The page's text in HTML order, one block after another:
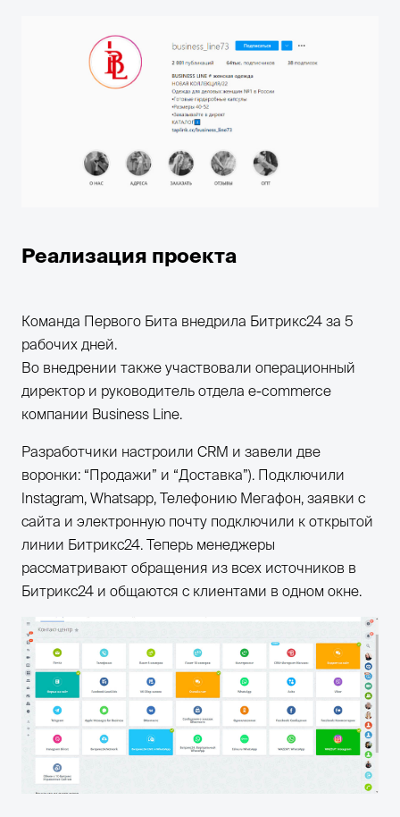
Реализация проекта
Команда Первого Бита внедрила Битрикс24 за 5
рабочих дней.
Во внедрении также участвовали операционный
директор и руководитель отдела e-commerce
компании Business Line.
Разработчики настроили CRM и завели две
воронки: “Продажи” и “Доставка”). Подключили
Instagram, Whatsapp, Телефонию Мегафон, заявки с
сайта и электронную почту подключили к открытой
линии Битрикс24. Теперь менеджеры
рассматривают обращения из всех источников в
Битрикс24 и общаются с клиентами в одном окне.